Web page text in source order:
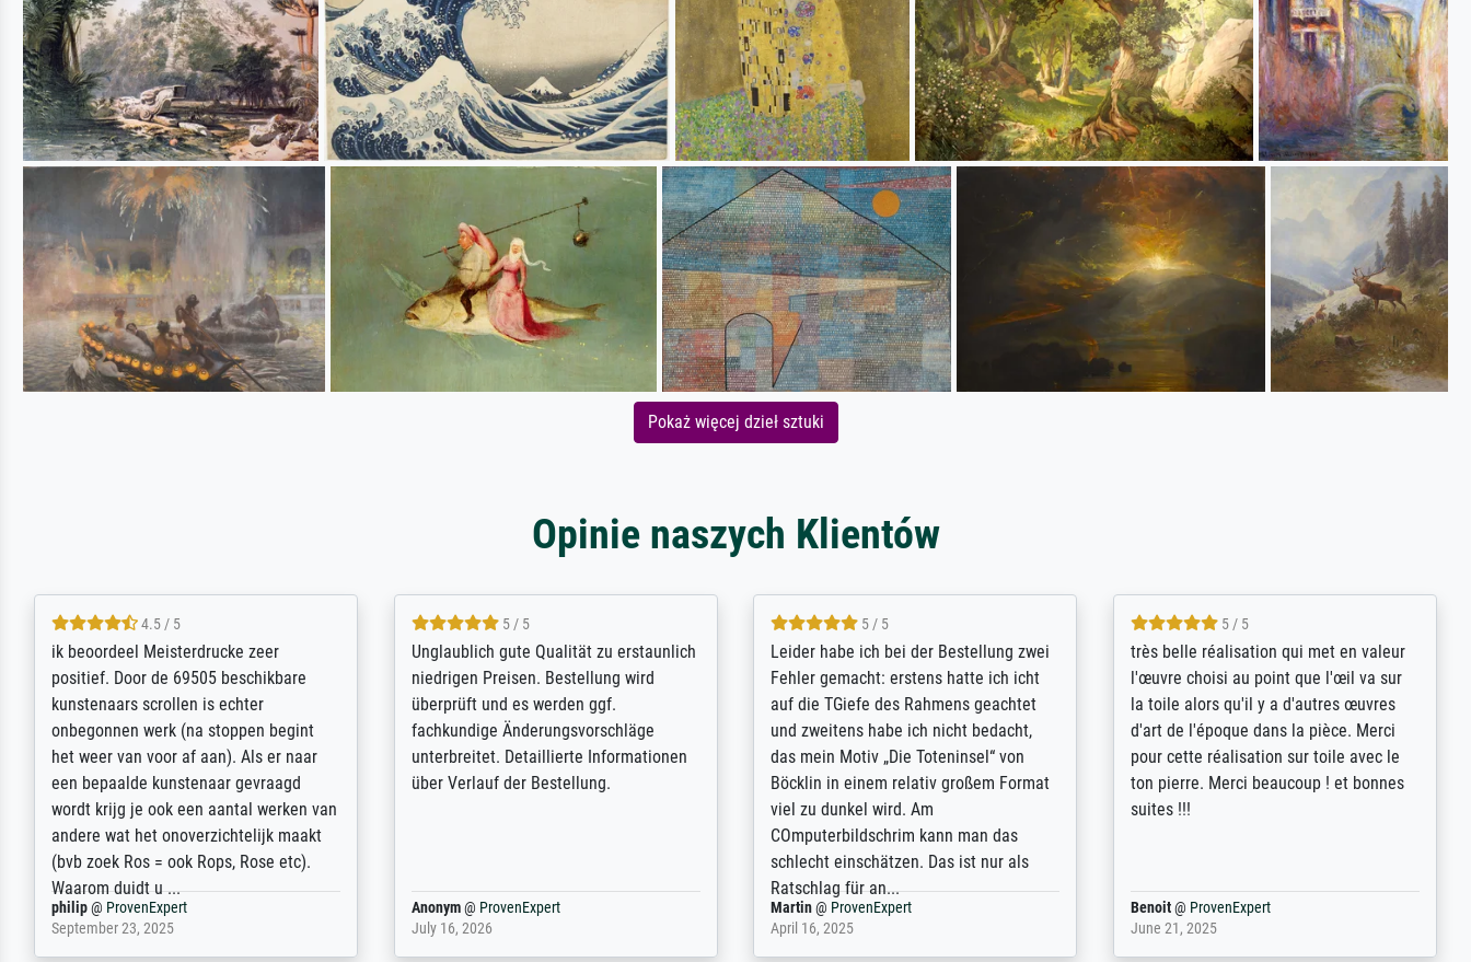
Pokaż więcej dzieł sztuki
Opinie naszych Klientów
5 / 5
Die Zufriedenheit ist auch nicht dadurch
getrübt, dass das Bild entgegen einer
angegebenen Lieferanschrift (sollte
eine Überraschung für die normannische
Ehefrau sein zum Hochzeits- gleichzeitig
auch Geburtstag sein) doch nach zu
Hause zugestellt wurde.
Jürgen@ProvenExpert
April 22, 2026
5 / 5
Excellent / Highly recommended. The
selection, ordering and payment process
were easy, shipping was efficient and
the item itself exceeds expectations. I
am based in the UK and found the site
searching for a specific print - I am very
SJL@ProvenExpert
December 2, 2025
5 / 5
The team at Meisterdrucke strives to
meet its clients demands, and provides
expert advice on how to obtain the best
results for the prints requested by the
client. The company has a vast
repertoire of prints to choose from, and
will provide excellent service also with
regards to prints which are not in that
repertoire. Highly recommended!
Anonym@ProvenExpert
April 22, 2026
5 / 5
eine große Auswahl an Bildern und
deren Reproduktionsmöglichkeiten;
wurde sehr gut durch die einzelnen
Bestellkriterien geführt, verständliche
Erklärungen, z.B. mit Bilddarstellungen,
werde auf jeden Fall meine guten
Erfahrungen weitergeben.
Anonym@ProvenExpert
May 13, 2026